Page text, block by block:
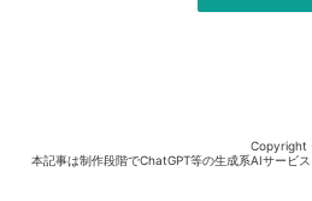
Copyright
本記事は制作段階でChatGPT等の生成系AIサービ